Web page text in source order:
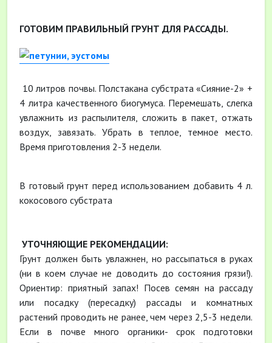
ГОТОВИМ ПРАВИЛЬНЫЙ ГРУНТ ДЛЯ РАССАДЫ.
10 литров почвы. Полстакана субстрата «Сияние-2» +
4 литра качественного биогумуса. Перемешать, слегка
увлажнить из распылителя, сложить в пакет, отжать
воздух, завязать. Убрать в теплое, темное место.
Время приготовления 2-3 недели.
В готовый грунт перед использованием добавить 4 л.
кокосового субстрата
УТОЧНЯЮЩИЕ РЕКОМЕНДАЦИИ:
Грунт должен быть увлажнен, но рассыпаться в руках
(ни в коем случае не доводить до состояния грязи!).
Ориентир: приятный запах! Посев семян на рассаду
или посадку (пересадку) рассады и комнатных
растений проводить не ранее, чем через 2,5-3 недели.
Если в почве много органики- срок подготовки